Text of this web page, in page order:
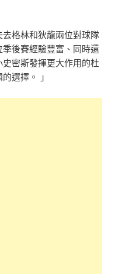
去格林和狄龍兩位對球隊
後賽經驗豐富、同時還
密斯發揮更大作用的杜
選擇。 」